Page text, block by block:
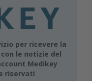
per ricevere la
le notizie del
Medikey
riservati